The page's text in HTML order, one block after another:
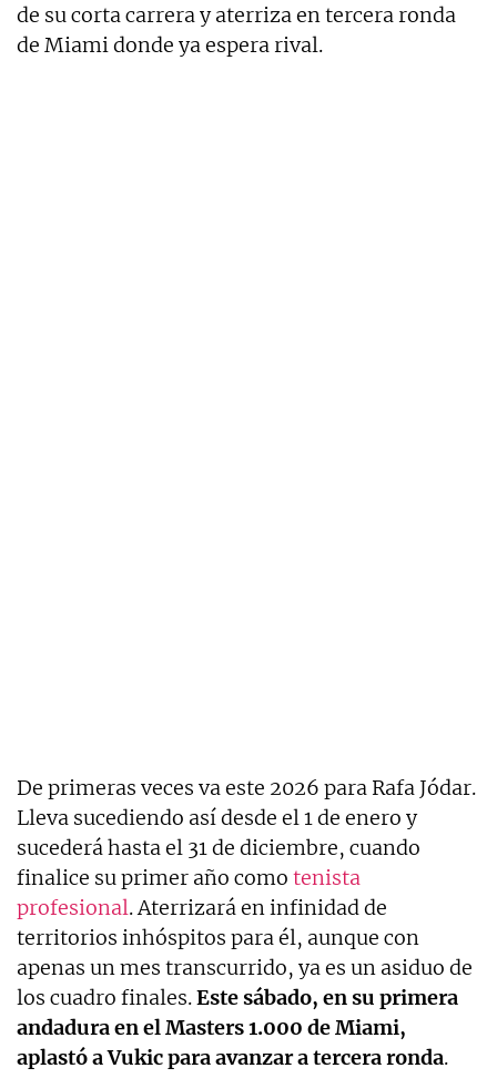
de su corta carrera y aterriza en tercera ronda
de Miami donde ya espera rival.
De primeras veces va este 2026 para Rafa Jódar.
Lleva sucediendo así desde el 1 de enero y
sucederá hasta el 31 de diciembre, cuando
finalice su primer año como tenista
profesional. Aterrizará en infinidad de
territorios inhóspitos para él, aunque con
apenas un mes transcurrido, ya es un asiduo de
los cuadro finales.Este sábado, en su primera
andadura en el Masters 1.000 de Miami,
aplastó a Vukic para avanzar a tercera ronda.